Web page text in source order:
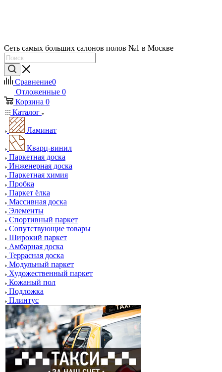
Сеть самых больших салонов полов №1 в Москве
Сравнение0
Отложенные 0
Корзина 0
Каталог
Ламинат
Кварц-винил
Паркетная доска
Инженерная доска
Паркетная химия
Пробка
Паркет ёлка
Массивная доска
Элементы
Спортивный паркет
Сопутствующие товары
Широкий паркет
Амбарная доска
Террасная доска
Модульный паркет
Художественный паркет
Кожаный пол
Подложка
Плинтус